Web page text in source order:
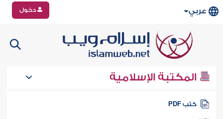
عربي دخول
المكتبة الإسلامية